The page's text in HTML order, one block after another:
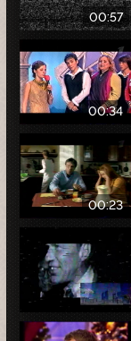
00:57
00:34
00:23